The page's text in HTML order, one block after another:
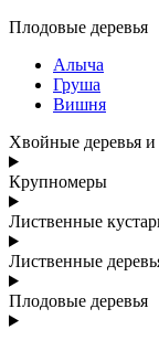
Плодовые деревья
Алыча
Груша
Вишня
Хвойные деревья и
Крупномеры
Лиственные
Лиственные
Плодовые деревья